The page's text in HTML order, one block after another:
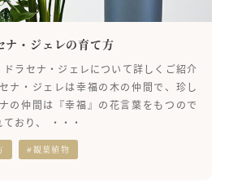
ナ・ジェレの育て方
ラセナ・ジェレについて詳しくご紹介
ナ・ジェレは幸福の木の仲間で、珍し
の仲間は『幸福』の花言葉をもつので
おり、 ・・・
#観葉植物